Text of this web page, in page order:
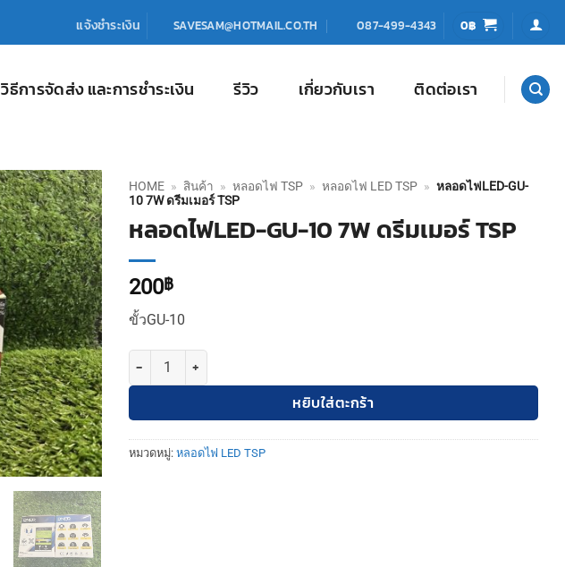
แจ้งชำระเงิน SAVESAM@HOTMAIL.CO.TH 087-499-4343 0฿
วิธีการจัดส่ง และการชำระเงิน รีวิว เกี่ยวกับเรา ติดต่อเรา
HOME » สินค้า » หลอดไฟ TSP » หลอดไฟ LED TSP » หลอดไฟLED-GU-
10 7W ดรีมเมอร์ TSP
หลอดไฟLED-GU-10 7W ดรีมเมอร์ TSP
200฿
ขั้วGU-10
จำนวน หลอดไฟLED-GU-10 7W ดรีมเมอร์ TSP ชิ้น
หยิบใส่ตะกร้า
หมวดหมู่: หลอดไฟ LED TSP